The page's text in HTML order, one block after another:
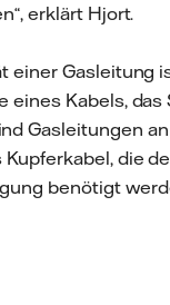
erklärt Hjort.
einer Gasleitung
eines Kabels, das
Gasleitungen
die
benötigt